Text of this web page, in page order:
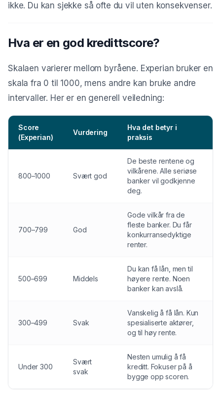
ikke. Du kan sjekke så ofte du vil uten konsekvenser.
Hva er en god kredittscore?
Skalaen varierer mellom byråene. Experian bruker en
skala fra 0 til 1000, mens andre kan bruke andre
intervaller. Her er en generell veiledning:
Score
(Experian)
Vurdering
Hva det betyr i
praksis
800–1000 Svært god
De beste rentene og
vilkårene. Alle seriøse
banker vil godkjenne
deg.
700–799 God
Gode vilkår fra de
fleste banker. Du får
konkurransedyktige
renter.
500–699 Middels
Du kan få lån, men til
høyere rente. Noen
banker kan avslå.
300–499 Svak
Vanskelig å få lån. Kun
spesialiserte aktører,
og til høy rente.
Under 300
Svært
svak
Nesten umulig å få
kreditt. Fokuser på å
bygge opp scoren.